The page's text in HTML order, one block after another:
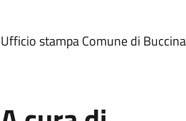
Ufficio stampa Comune di